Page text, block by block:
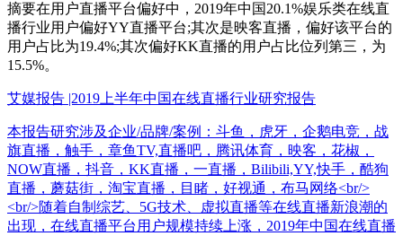
摘要在用户直播平台偏好中，2019年中国20.1%娱乐类在线直
播行业用户偏好YY直播平台;其次是映客直播，偏好该平台的
用户占比为19.4%;其次偏好KK直播的用户占比位列第三，为
15.5%。
艾媒报告 |2019上半年中国在线直播行业研究报告
本报告研究涉及企业/品牌/案例：斗鱼，虎牙，企鹅电竞，战
旗直播，触手，章鱼TV,直播吧，腾讯体育，映客，花椒，
NOW直播，抖音，KK直播，一直播，Bilibili,YY,快手，酷狗
直播，蘑菇街，淘宝直播，目睹，好视通，布马网络<br/>
<br/>随着自制综艺、5G技术、虚拟直播等在线直播新浪潮的
出现，在线直播平台用户规模持续上涨，2019年中国在线直播